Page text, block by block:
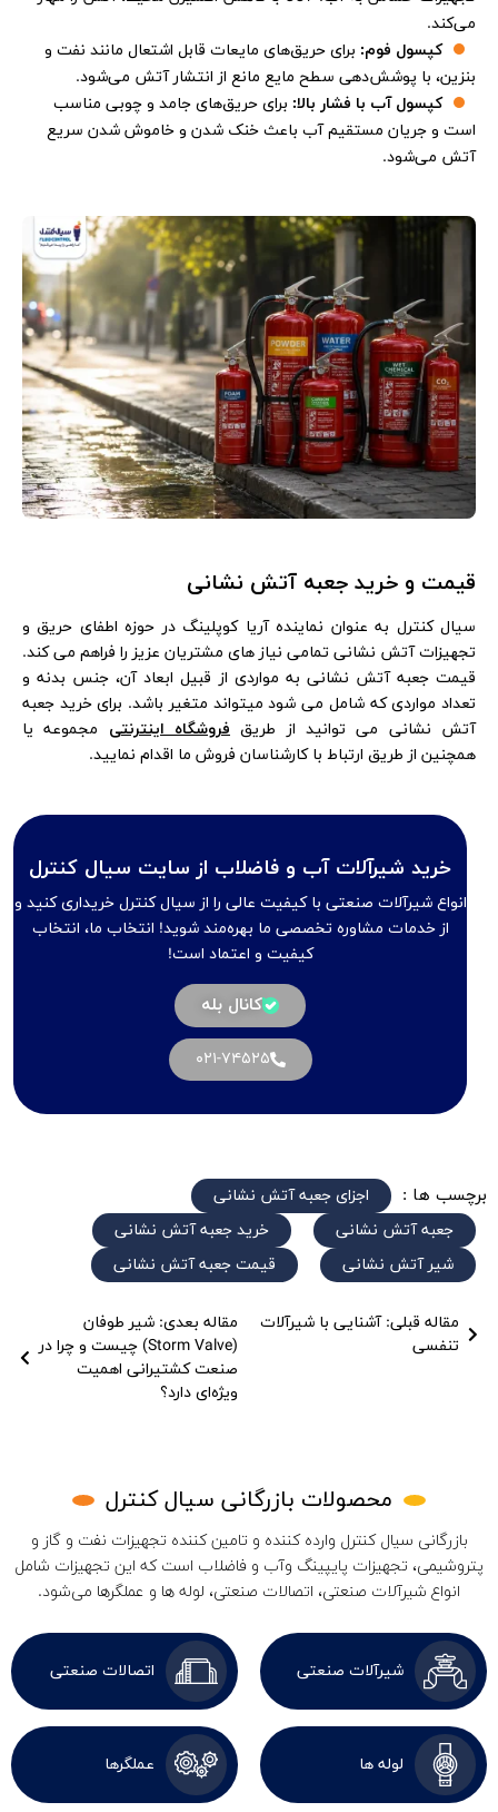
می‌کند.
کپسول فوم: برای حریق‌های مایعات قابل اشتعال مانند نفت و
بنزین، با پوشش‌دهی سطح مایع مانع از انتشار آتش می‌شود.
کپسول آب با فشار بالا: برای حریق‌های جامد و چوبی مناسب
است و جریان مستقیم آب باعث خنک شدن و خاموش شدن سریع
آتش می‌شود.
قیمت و خرید جعبه آتش نشانی
سیال کنترل به عنوان نماینده آریا کوپلینگ در حوزه اطفای حریق و
تجهیزات آتش نشانی تمامی نیاز های مشتریان عزیز را فراهم می کند.
قیمت جعبه آتش نشانی به مواردی از قبیل ابعاد آن، جنس بدنه و
تعداد مواردی که شامل می شود میتواند متغیر باشد. برای خرید جعبه
آتش نشانی می توانید از طریق فروشگاه اینترنتی مجموعه یا
همچنین از طریق ارتباط با کارشناسان فروش ما اقدام نمایید.
خرید شیرآلات آب و فاضلاب از سایت سیال کنترل
انواع شیرآلات صنعتی با کیفیت عالی را از سیال کنترل خریداری کنید و
از خدمات مشاوره تخصصی ما بهره‌مند شوید! انتخاب ما، انتخاب
کیفیت و اعتماد است!
کانال بله
۰۲۱-۷۴۵۲۵
برچسب ها :
اجزای جعبه آتش نشانی
جعبه آتش نشانی
خرید جعبه آتش نشانی
شیر آتش نشانی
قیمت جعبه آتش نشانی
مقاله قبلی: آشنایی با شیرآلات
تنفسی
مقاله بعدی: شیر طوفان
(Storm Valve) چیست و چرا در
صنعت کشتیرانی اهمیت
ویژه‌ای دارد؟
محصولات بازرگانی سیال کنترل
بازرگانی سیال کنترل وارده کننده و تامین کننده تجهیزات نفت و گاز و
پتروشیمی، تجهیزات پایپینگ وآب و فاضلاب است که این تجهیزات شامل
انواع شیرآلات صنعتی، اتصالات صنعتی، لوله ها و عملگرها می‌شود.
شیرآلات صنعتی اتصالات صنعتی
لوله ها عملگرها